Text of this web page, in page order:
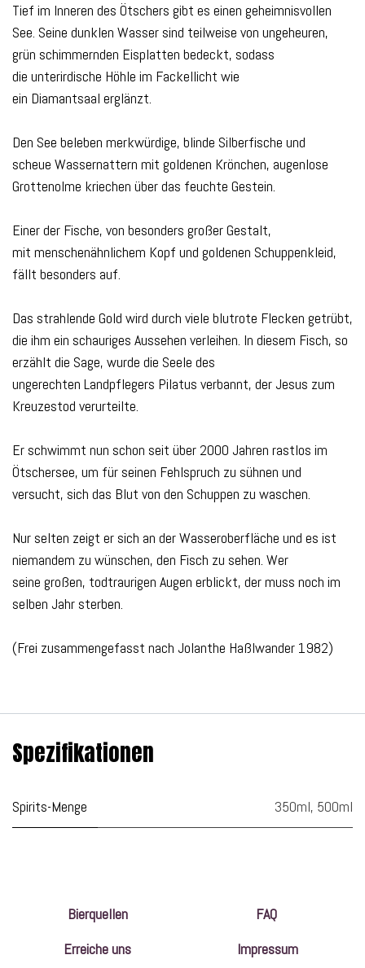
Tief im Inneren des Ötschers gibt es einen geheimnisvollen
See. Seine dunklen Wasser sind teilweise von ungeheuren,
grün schimmernden Eisplatten bedeckt, sodass
die unterirdische Höhle im Fackellicht wie
ein Diamantsaal erglänzt.
Den See beleben merkwürdige, blinde Silberfische und
scheue Wassernattern mit goldenen Krönchen, augenlose
Grottenolme kriechen über das feuchte Gestein.
Einer der Fische, von besonders großer Gestalt,
mit menschenähnlichem Kopf und goldenen Schuppenkleid,
fällt besonders auf.
Das strahlende Gold wird durch viele blutrote Flecken getrübt,
die ihm ein schauriges Aussehen verleihen. In diesem Fisch, so
erzählt die Sage, wurde die Seele des
ungerechten Landpflegers Pilatus verbannt, der Jesus zum
Kreuzestod verurteilte.
Er schwimmt nun schon seit über 2000 Jahren rastlos im
Ötschersee, um für seinen Fehlspruch zu sühnen und
versucht, sich das Blut von den Schuppen zu waschen.
Nur selten zeigt er sich an der Wasseroberfläche und es ist
niemandem zu wünschen, den Fisch zu sehen. Wer
seine großen, todtraurigen Augen erblickt, der muss noch im
selben Jahr sterben.
(Frei zusammengefasst nach Jolanthe Haßlwander 1982)
Spezifikationen
Spirits-Menge 350ml, 500ml
Bierquellen
Erreiche uns
FAQ
Impressum